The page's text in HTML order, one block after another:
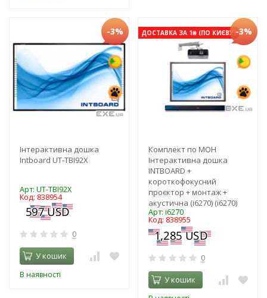
-3%
Інтерактивна дошка
Intboard UT-TBI92Х
Арт: UT-TBI92Х
Код: 838954
0
У кошик
В наявності
ДОСТАВКА ЗА 1₴ (ПО КИЄВУ)-3%
Комплект по МОН
Інтерактивна дошка
INTBOARD +
короткофокусний
проєктор + монтаж +
акустична (i6270) (i6270)
Арт: i6270
Код: 838955
0
У кошик